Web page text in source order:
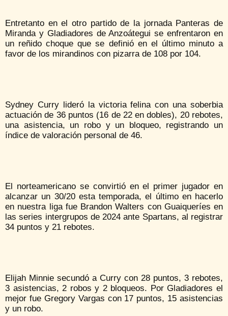
Entretanto en el otro partido de la jornada Panteras de
Miranda y Gladiadores de Anzoátegui se enfrentaron en
un reñido choque que se definió en el último minuto a
favor de los mirandinos con pizarra de 108 por 104.
Sydney Curry lideró la victoria felina con una soberbia
actuación de 36 puntos (16 de 22 en dobles), 20 rebotes,
una asistencia, un robo y un bloqueo, registrando un
índice de valoración personal de 46.
El norteamericano se convirtió en el primer jugador en
alcanzar un 30/20 esta temporada, el último en hacerlo
en nuestra liga fue Brandon Walters con Guaiqueríes en
las series intergrupos de 2024 ante Spartans, al registrar
34 puntos y 21 rebotes.
Elijah Minnie secundó a Curry con 28 puntos, 3 rebotes,
3 asistencias, 2 robos y 2 bloqueos. Por Gladiadores el
mejor fue Gregory Vargas con 17 puntos, 15 asistencias
y un robo.